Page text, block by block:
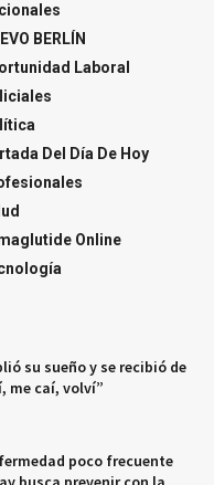
BERLÍN
Laboral
Del Día De Hoy
Online
su sueño y se recibió de
me caí, volví”
poco frecuente